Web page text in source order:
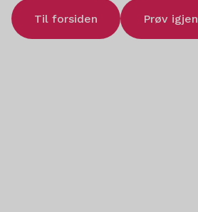
Til forsiden Prøv igjen